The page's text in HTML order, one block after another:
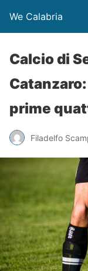
We Calabria
Calcio di
prime
Filadelfo